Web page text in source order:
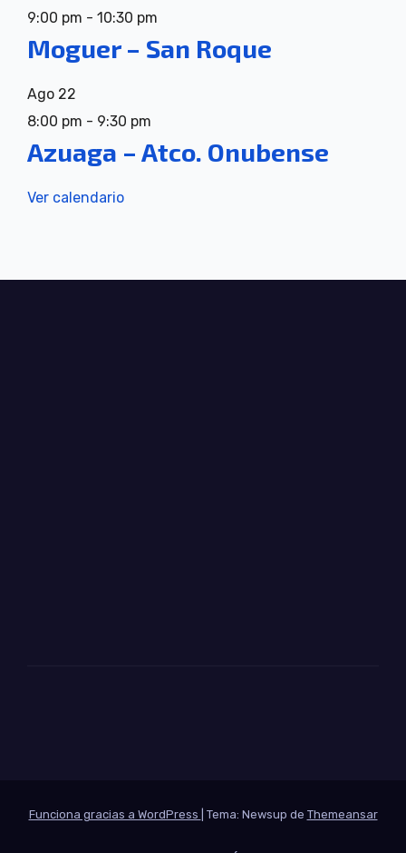
9:00 pm - 10:30 pm
Moguer – San Roque
Ago 22
8:00 pm - 9:30 pm
Azuaga – Atco. Onubense
Ver calendario
Funciona gracias a WordPress Tema: Newsup de Themeansar